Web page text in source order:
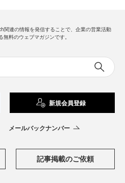
関連の情報を発信することで、企業の営業活動
無料のウェブマガジンです。
新規会員登録
メールバックナンバー
記事掲載のご依頼